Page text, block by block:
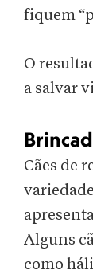
fiquem
O
a salvar
Cães de
Alguns
como